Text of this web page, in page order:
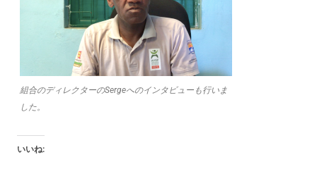
組合のディレクターのSergeへのインタビューも行いま
した。
いいね: